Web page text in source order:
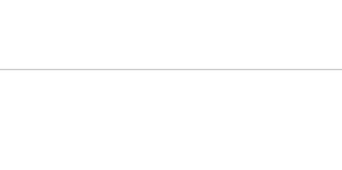
現積極，並未證明其確有參加共